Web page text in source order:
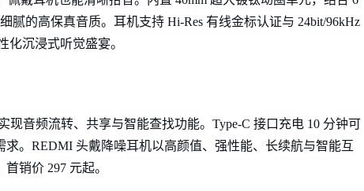
的高保真音质。耳机支持 Hi-Res 有线金标认证与 24bit/96kHz
化沉浸式听觉盛宴。
音频流转、共享与智能查找功能。Type-C 接口充电 10 分钟可
。REDMI 头戴降噪耳机以高颜值、强性能、长续航与智能互
销价 297 元起。